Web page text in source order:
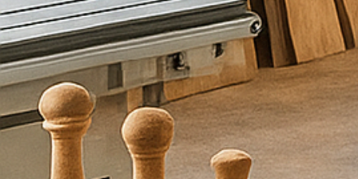
ו
פ
ר
ט
י
ם
ו
א
נ
ו
נ